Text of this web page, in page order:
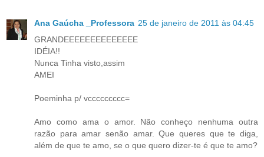
Ana Gaúcha _Professora 25 de janeiro de 2011 às 04:45
GRANDEEEEEEEEEEEEEE
IDÉIA!!
Nunca Tinha visto,assim
AMEI
Poeminha p/ vccccccccc=
Amo como ama o amor. Não conheço nenhuma outra
razão para amar senão amar. Que queres que te diga,
além de que te amo, se o que quero dizer-te é que te amo?